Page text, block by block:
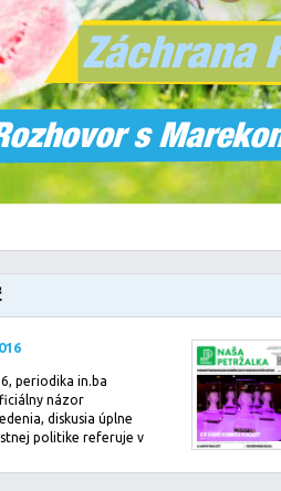
periodika in.ba
názor
diskusia úplne
politike referuje v